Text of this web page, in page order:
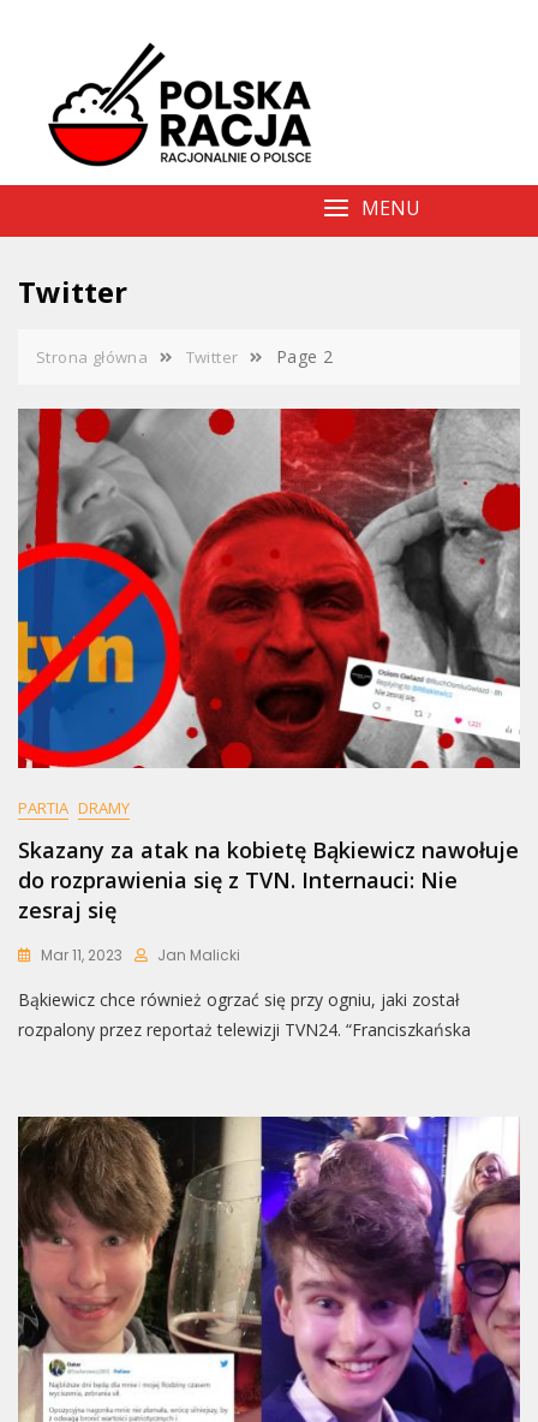
MENU
Twitter
Strona główna Twitter Page 2
PARTIA DRAMY
Skazany za atak na kobietę Bąkiewicz nawołuje
do rozprawienia się z TVN. Internauci: Nie
zesraj się
Mar 11, 2023 Jan Malicki
Bąkiewicz chce również ogrzać się przy ogniu, jaki został
rozpalony przez reportaż telewizji TVN24. “Franciszkańska